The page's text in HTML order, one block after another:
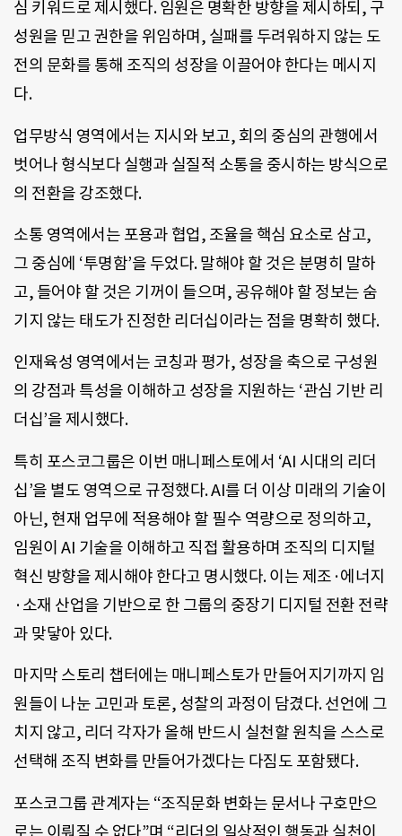
심 키워드로 제시했다. 임원은 명확한 방향을 제시하되, 구
성원을 믿고 권한을 위임하며, 실패를 두려워하지 않는 도
전의 문화를 통해 조직의 성장을 이끌어야 한다는 메시지
다.
업무방식 영역에서는 지시와 보고, 회의 중심의 관행에서
벗어나 형식보다 실행과 실질적 소통을 중시하는 방식으로
의 전환을 강조했다.
소통 영역에서는 포용과 협업, 조율을 핵심 요소로 삼고,
그 중심에 ‘투명함’을 두었다. 말해야 할 것은 분명히 말하
고, 들어야 할 것은 기꺼이 들으며, 공유해야 할 정보는 숨
기지 않는 태도가 진정한 리더십이라는 점을 명확히 했다.
인재육성 영역에서는 코칭과 평가, 성장을 축으로 구성원
의 강점과 특성을 이해하고 성장을 지원하는 ‘관심 기반 리
더십’을 제시했다.
특히 포스코그룹은 이번 매니페스토에서 ‘AI 시대의 리더
십’을 별도 영역으로 규정했다. AI를 더 이상 미래의 기술이
아닌, 현재 업무에 적용해야 할 필수 역량으로 정의하고,
임원이 AI 기술을 이해하고 직접 활용하며 조직의 디지털
혁신 방향을 제시해야 한다고 명시했다. 이는 제조·에너지
·소재 산업을 기반으로 한 그룹의 중장기 디지털 전환 전략
과 맞닿아 있다.
마지막 스토리 챕터에는 매니페스토가 만들어지기까지 임
원들이 나눈 고민과 토론, 성찰의 과정이 담겼다. 선언에 그
치지 않고, 리더 각자가 올해 반드시 실천할 원칙을 스스로
선택해 조직 변화를 만들어가겠다는 다짐도 포함됐다.
포스코그룹 관계자는 “조직문화 변화는 문서나 구호만으
로는 이뤄질 수 없다”며 “리더의 일상적인 행동과 실천이